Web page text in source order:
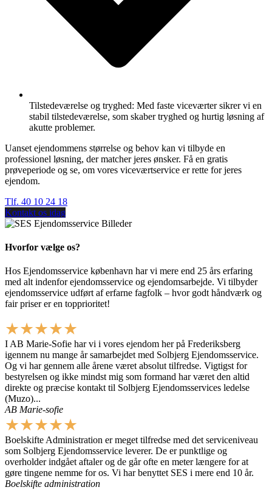
Tilstedeværelse og tryghed: Med faste viceværter sikrer vi en
stabil tilstedeværelse, som skaber tryghed og hurtig løsning af
akutte problemer.
Uanset ejendommens størrelse og behov kan vi tilbyde en
professionel løsning, der matcher jeres ønsker. Få en gratis
prøveperiode og se, om vores viceværtservice er rette for jeres
ejendom.
Tlf. 40 10 24 18
Kontakt os idag
Hvorfor vælge os?
Hos Ejendomsservice københavn har vi mere end 25 års erfaring
med alt indenfor ejendomsservice og ejendomsarbejde. Vi tilbyder
ejendomsservice udført af erfarne fagfolk – hvor godt håndværk og
fair priser er en topprioritet!
★★★★★
I AB Marie-Sofie har vi i vores ejendom her på Frederiksberg
igennem nu mange år samarbejdet med Solbjerg Ejendomsservice.
Og vi har gennem alle årene været absolut tilfredse. Vigtigst for
bestyrelsen og ikke mindst mig som formand har været den altid
direkte og præcise kontakt til Solbjerg Ejendomsservices ledelse
(Muzo)...
AB Marie-sofie
★★★★★
Boelskifte Administration er meget tilfredse med det serviceniveau
som Solbjerg Ejendomsservice leverer. De er punktlige og
overholder indgået aftaler og de går ofte en meter længere for at
gøre tingene nemme for os. Vi har benyttet SES i mere end 10 år.
Boelskifte administration